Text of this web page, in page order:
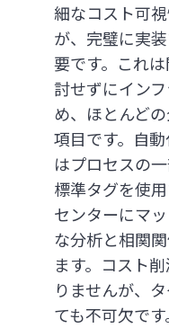
細なコスト可
が、完璧に実
要です。これ
討せずにイン
め、ほとんど
項目です。自
はプロセスの
標準タグを使
センターにマ
な分析と相関
ます。コスト
りませんが、
ても不可欠です